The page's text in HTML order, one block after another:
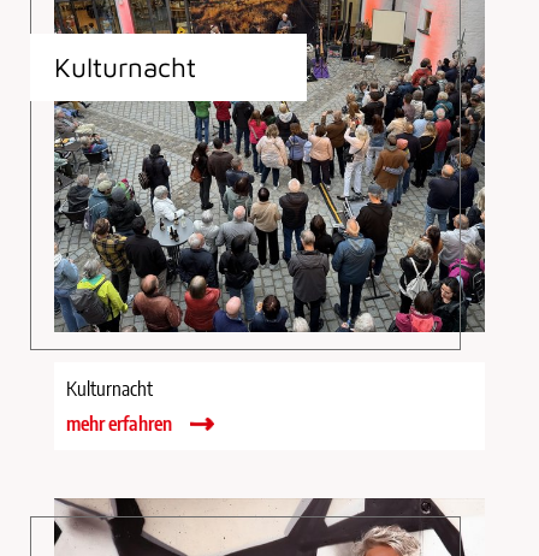
Kulturnacht
Kulturnacht
mehr erfahren